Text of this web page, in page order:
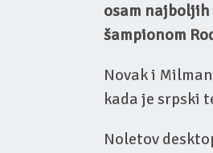
osam najboljih
šampionom
Novak i
kada je srpski
Noletov